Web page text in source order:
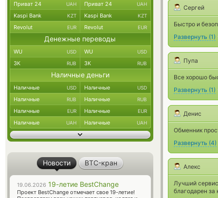
Сергей
Быстро и
Развернуть (1)
Пупа
Все хорошо
Развернуть (1)
Денис
Обменник
Развернуть (4)
Алекс
Лучший
благодарен за
Приват 24 UAH Приват 24 UAH
Kaspi Bank KZT Kaspi Bank KZT
Revolut EUR Revolut EUR
Денежные переводы
WU USD WU USD
ЗК RUB ЗК RUB
Наличные деньги
Наличные USD Наличные USD
Наличные RUB Наличные RUB
Наличные EUR Наличные EUR
Наличные UAH Наличные UAH
Новости BTC-кран
19.06.2026 19-летие BestChange
Проект BestChange отмечает свое 19-летие!